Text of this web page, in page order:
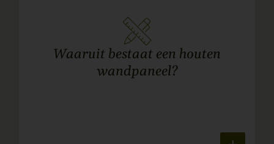
Waaruit bestaat een houten
wandpaneel?